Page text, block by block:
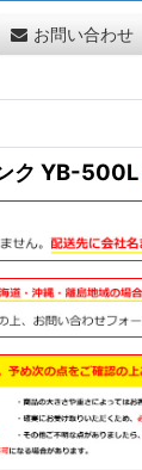
お問い合わせ
ク YB-500L